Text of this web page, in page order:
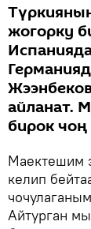
жогорку
айланат.
бирок
Маектешим
келип
Айтурган